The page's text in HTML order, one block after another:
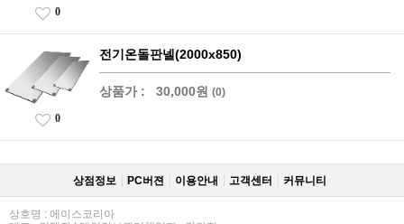
0
전기온돌판넬(2000x850)
상품가 : 30,000원 (0)
0
상점정보 PC버젼 이용안내 고객센터 커뮤니티
상호명 : 에이스코리아